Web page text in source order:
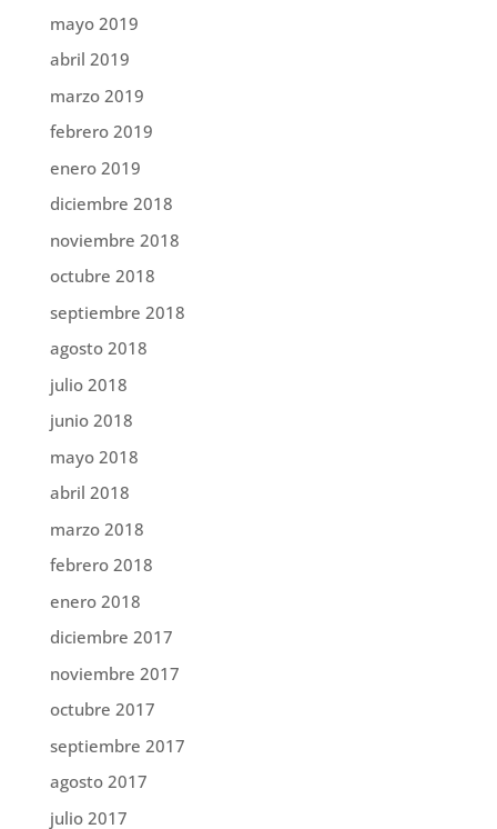
mayo 2019
abril 2019
marzo 2019
febrero 2019
enero 2019
diciembre 2018
noviembre 2018
octubre 2018
septiembre 2018
agosto 2018
julio 2018
junio 2018
mayo 2018
abril 2018
marzo 2018
febrero 2018
enero 2018
diciembre 2017
noviembre 2017
octubre 2017
septiembre 2017
agosto 2017
julio 2017